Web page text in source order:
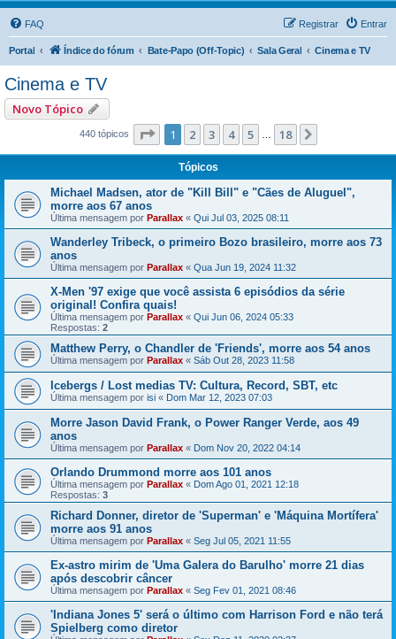
FAQ Entrar
Registrar
Portal Índice do fórum Bate-Papo (Off-Topic) Sala Geral Cinema e TV
Cinema e TV
Novo Tópico
440 tópicos Página de 18
1 2 3 4 5 18
Tópicos
Michael Madsen, ator de "Kill Bill" e "Cães de Aluguel",
morre aos 67 anos
Última mensagem por Parallax « Qui Jul 03, 2025 08:11
Wanderley Tribeck, o primeiro Bozo brasileiro, morre aos 73
anos
Última mensagem por Parallax « Qua Jun 19, 2024 11:32
X-Men '97 exige que você assista 6 episódios da série
original! Confira quais!
Última mensagem por Parallax « Qui Jun 06, 2024 05:33
Respostas: 2
Matthew Perry, o Chandler de 'Friends', morre aos 54 anos
Última mensagem por Parallax « Sáb Out 28, 2023 11:58
Icebergs / Lost medias TV: Cultura, Record, SBT, etc
Última mensagem por isi « Dom Mar 12, 2023 07:03
Morre Jason David Frank, o Power Ranger Verde, aos 49
anos
Última mensagem por Parallax « Dom Nov 20, 2022 04:14
Orlando Drummond morre aos 101 anos
Última mensagem por Parallax « Dom Ago 01, 2021 12:18
Respostas: 3
Richard Donner, diretor de 'Superman' e 'Máquina Mortífera'
morre aos 91 anos
Última mensagem por Parallax « Seg Jul 05, 2021 11:55
Ex-astro mirim de 'Uma Galera do Barulho' morre 21 dias
após descobrir câncer
Última mensagem por Parallax « Seg Fev 01, 2021 08:46
'Indiana Jones 5' será o último com Harrison Ford e não terá
Spielberg como diretor